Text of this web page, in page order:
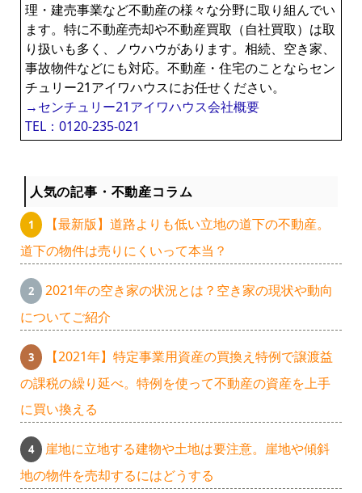
理・建売事業など不動産の様々な分野に取り組んでい
ます。特に不動産売却や不動産買取（自社買取）は取
り扱いも多く、ノウハウがあります。相続、空き家、
事故物件などにも対応。不動産・住宅のことならセン
チュリー21アイワハウスにお任せください。
→センチュリー21アイワハウス会社概要
TEL：0120-235-021
人気の記事・不動産コラム
【最新版】道路よりも低い立地の道下の不動産。
道下の物件は売りにくいって本当？
2021年の空き家の状況とは？空き家の現状や動向
についてご紹介
【2021年】特定事業用資産の買換え特例で譲渡益
の課税の繰り延べ。特例を使って不動産の資産を上手
に買い換える
崖地に立地する建物や土地は要注意。崖地や傾斜
地の物件を売却するにはどうする